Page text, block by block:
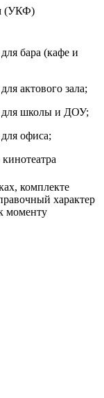
(УКФ)
бара (кафе и
актового зала;
школы и ДОУ;
офиса;
комплекте
характер
моменту